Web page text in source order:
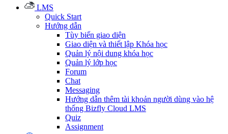
LMS
Quick Start
Hướng dẫn
Tùy biến giao diện
Giao diện và thiết lập Khóa học
Quản lý nội dung khóa học
Quản lý lớp học
Forum
Chat
Messaging
Hướng dẫn thêm tài khoản người dùng vào hệ
thống Bizfly Cloud LMS
Quiz
Assignment